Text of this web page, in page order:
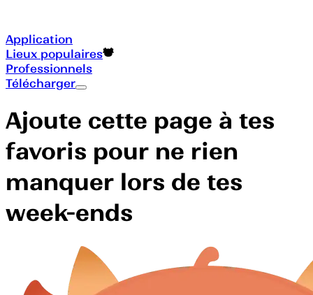
Application
Lieux populaires
Professionnels
Télécharger
Ajoute cette page à tes
favoris pour ne rien
manquer lors de tes
week-ends